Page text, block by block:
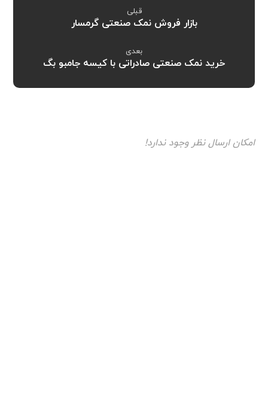
قبلی
بازار فروش نمک صنعتی گرمسار
بعدی
خرید نمک صنعتی صادراتی با کیسه جامبو بگ
امکان ارسال نظر وجود ندارد!